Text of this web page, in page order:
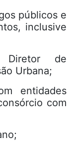
públicos e
inclusive
de
Urbana;
entidades
com